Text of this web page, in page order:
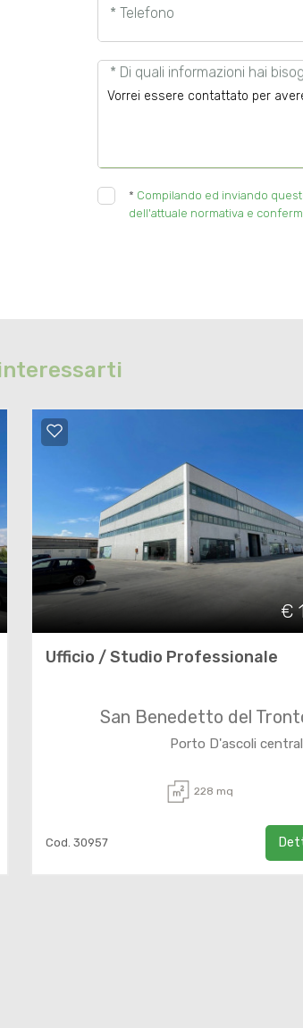
* Telefono
* Di quali informazioni hai
* Compilando ed inviando
dell'attuale normativa e
€
Ufficio / Studio Professionale
San Benedetto del
Porto D'ascoli
228 mq
Cod. 30957